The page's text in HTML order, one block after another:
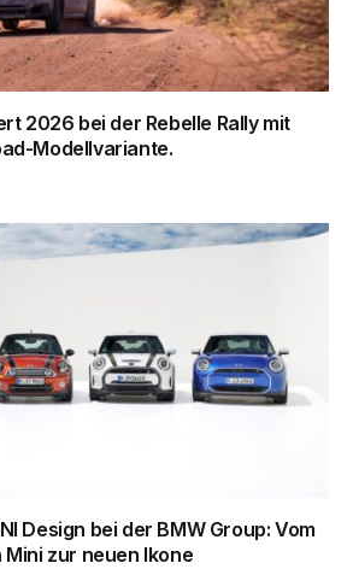
2026 bei der Rebelle Rally mit
Modellvariante.
Design bei der BMW Group: Vom
zur neuen Ikone